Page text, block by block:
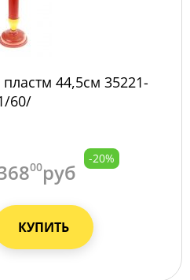
44,5см 35221-
60/
00руб
-20%
КУПИТЬ